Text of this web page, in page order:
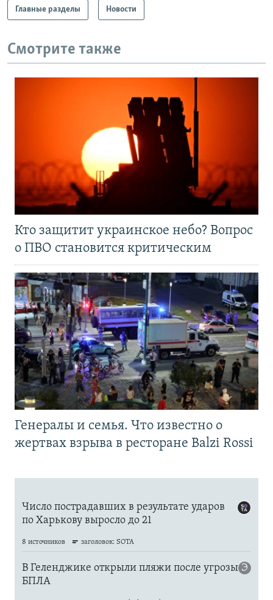
Главные разделы Новости
Смотрите также
Кто защитит украинское небо? Вопрос
о ПВО становится критическим
Генералы и семья. Что известно о
жертвах взрыва в ресторане Balzi Rossi